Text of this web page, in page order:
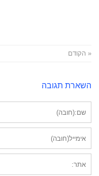
« הקודם
השארת תגובה